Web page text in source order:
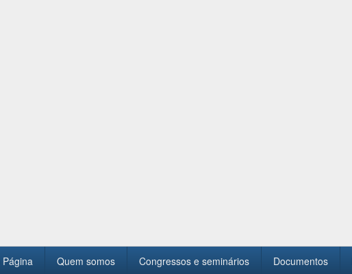
Página Quem somos Congressos e seminários Documentos